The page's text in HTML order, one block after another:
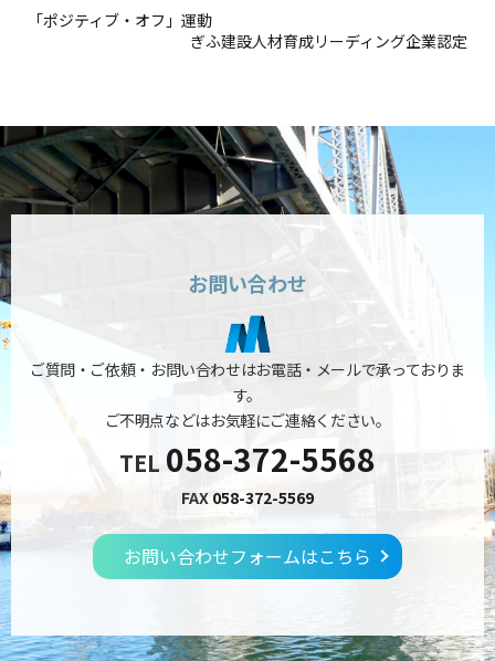
「ポジティブ・オフ」運動
ぎふ建設人材育成リーディング企業認定
お問い合わせ
ご質問・ご依頼・お問い合わせはお電話・メールで承っておりま
す。
ご不明点などはお気軽にご連絡ください。
TEL 058-372-5568
FAX 058-372-5569
お問い合わせフォームはこちら